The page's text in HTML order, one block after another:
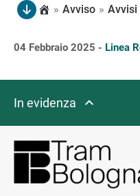
» Avviso » Avvisi
04 Febbraio 2025 - Linea
In evidenza